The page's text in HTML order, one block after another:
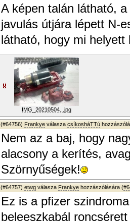
A képen talán látható,
javulás útjára lépett N-
látható, hogy mi helyett
IMG_20210504...jpg
(#64756) Frankye válasza csíkosháTTú
Nem az a baj, hogy
alacsony a kerítés,
Szörnyűségek!
(#64757) etwg válasza Frankye hozzászólására (
Ez is a pfizer
beleeszkabál